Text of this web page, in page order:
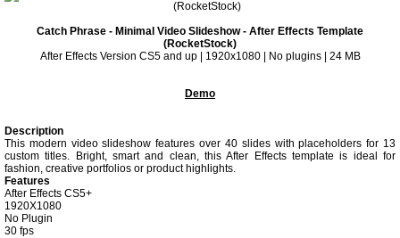
Catch Phrase - Minimal Video Slideshow - After Effects Template
(RocketStock)
After Effects Version CS5 and up | 1920x1080 | No plugins | 24 MB
Demo
Description
This modern video slideshow features over 40 slides with placeholders for 13
custom titles. Bright, smart and clean, this After Effects template is ideal for
fashion, creative portfolios or product highlights.
Features
After Effects CS5+
1920X1080
No Plugin
30 fps